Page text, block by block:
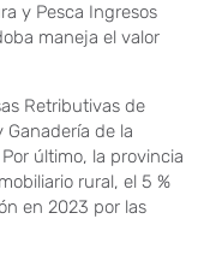
y Pesca Ingresos
maneja el valor
Retributivas de
de la
último, la provincia
rural, el 5 %
en 2023 por las